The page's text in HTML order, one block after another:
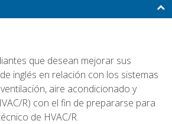
que desean mejorar sus
inglés en relación con los sistemas
aire acondicionado y
R) con el fin de prepararse para
de HVAC/R.